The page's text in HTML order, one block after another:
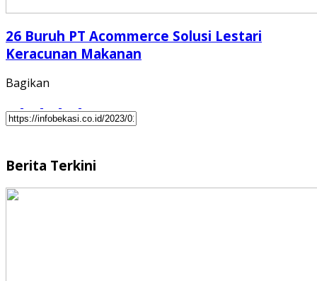
26 Buruh PT Acommerce Solusi Lestari
Keracunan Makanan
Bagikan
Berita Terkini